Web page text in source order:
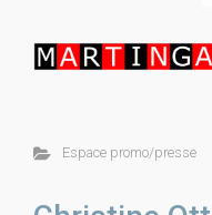
Espace promo/presse